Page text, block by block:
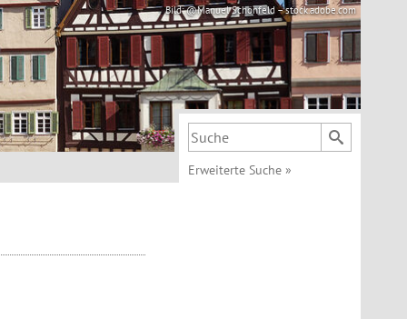
Bild: @Manuel Schönfeld – stock.adobe.com
Suchbegriff
Erweiterte Suche »